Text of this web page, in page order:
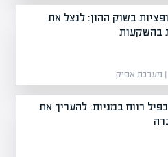
בשוק ההון: לנצל את
בהשקעות
רווח במניות: להעריך את